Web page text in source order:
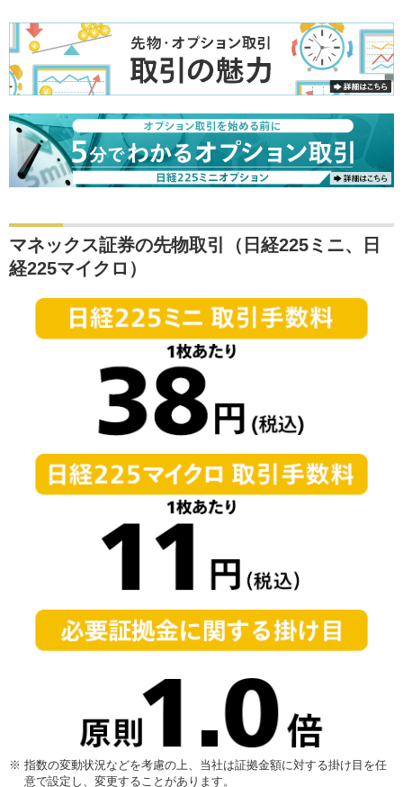
マネックス証券の先物取引（日経225ミニ、日
経225マイクロ）
※ 指数の変動状況などを考慮の上、当社は証拠金額に対する掛け目を任
意で設定し、変更することがあります。